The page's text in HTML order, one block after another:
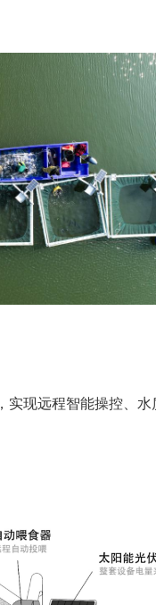
现远程智能操控、